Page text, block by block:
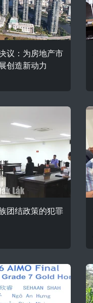
议：为房地产市
创造新动力
团结政策的犯罪